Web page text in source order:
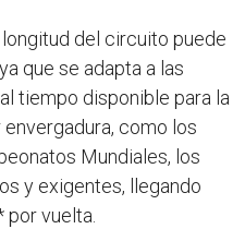
del circuito puede
que se adapta a las
tiempo disponible para la
como los
Mundiales, los
y exigentes, llegando
vuelta.